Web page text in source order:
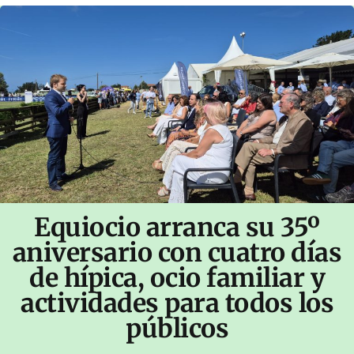
Equiocio arranca su 35º
aniversario con cuatro días
de hípica, ocio familiar y
actividades para todos los
públicos